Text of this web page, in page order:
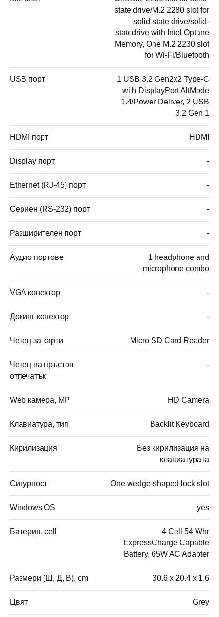
state drive/M.2 2280 slot for
solid-state drive/solid-
statedrive with Intel Optane
Memory, One M.2 2230 slot
for Wi-Fi/Bluetooth
USB порт
1 USB 3.2 Gen2x2 Type-C
with DisplayPort AltMode
1.4/Power Deliver, 2 USB
3.2 Gen 1
HDMI порт HDMI
Display порт -
Ethernet (RJ-45) порт -
Сериен (RS-232) порт -
Разширителен порт -
Аудио портове
1 headphone and
microphone combo
VGA конектор -
Докинг конектор -
Четец за карти Micro SD Card Reader
Четец на пръстов
отпечатък
-
Web камера, MP HD Camera
Клавиатура, тип Backlit Keyboard
Кирилизация
Без кирилизация на
клавиатурата
Сигурност One wedge-shaped lock slot
Windows OS yes
Батерия, cell
4 Cell 54 Whr
ExpressCharge Capable
Battery, 65W AC Adapter
Размери (Ш, Д, В), cm 30.6 x 20.4 x 1.6
Цвят Grey